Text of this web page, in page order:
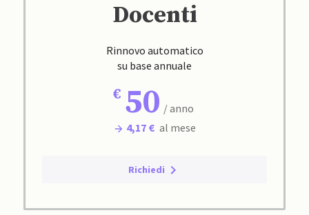
Docenti
Rinnovo automatico
su base annuale
50 / anno
4,17 € al mese
Richiedi